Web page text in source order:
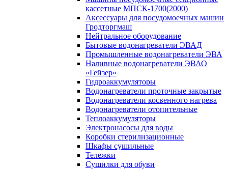
кассетные МПСК-1700(2000)
Аксессуары для посудомоечных машин
Гродторгмаш
Нейтральное оборудование
Бытовые водонагреватели ЭВАД
Промышленные водонагреватели ЭВА
Наливные водонагреватели ЭВАО
«Гейзер»
Гидроаккумуляторы
Водонагреватели проточные закрытые
Водонагреватели косвенного нагрева
Водонагреватели отопительные
Теплоаккумуляторы
Электронасосы для воды
Коробки стерилизационные
Шкафы сушильные
Тележки
Сушилки для обуви